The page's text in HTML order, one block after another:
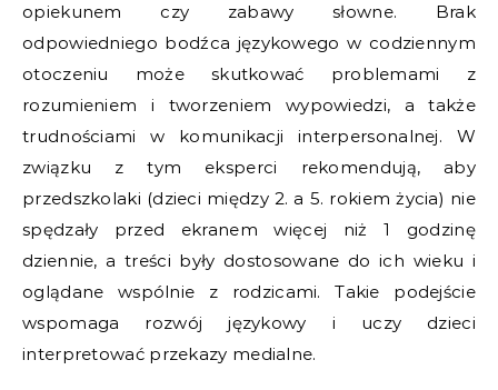
opiekunem czy zabawy słowne. Brak
odpowiedniego bodźca językowego w codziennym
otoczeniu może skutkować problemami z
rozumieniem i tworzeniem wypowiedzi, a także
trudnościami w komunikacji interpersonalnej. W
związku z tym eksperci rekomendują, aby
przedszkolaki (dzieci między 2. a 5. rokiem życia) nie
spędzały przed ekranem więcej niż 1 godzinę
dziennie, a treści były dostosowane do ich wieku i
oglądane wspólnie z rodzicami. Takie podejście
wspomaga rozwój językowy i uczy dzieci
interpretować przekazy medialne.